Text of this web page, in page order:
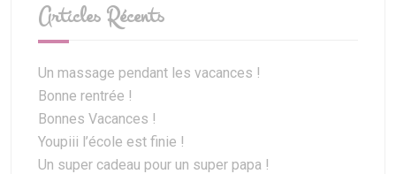
Articles Récents
Un massage pendant les vacances !
Bonne rentrée !
Bonnes Vacances !
Youpiii l’école est finie !
Un super cadeau pour un super papa !